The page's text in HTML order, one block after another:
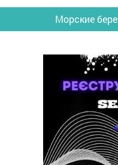
Морские